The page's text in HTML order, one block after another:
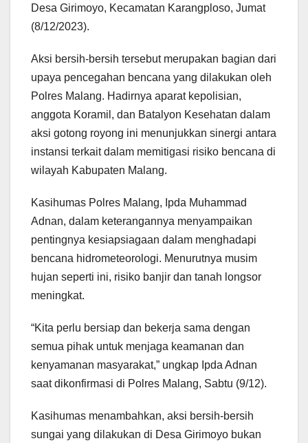
Desa Girimoyo, Kecamatan Karangploso, Jumat
(8/12/2023).
Aksi bersih-bersih tersebut merupakan bagian dari
upaya pencegahan bencana yang dilakukan oleh
Polres Malang. Hadirnya aparat kepolisian,
anggota Koramil, dan Batalyon Kesehatan dalam
aksi gotong royong ini menunjukkan sinergi antara
instansi terkait dalam memitigasi risiko bencana di
wilayah Kabupaten Malang.
Kasihumas Polres Malang, Ipda Muhammad
Adnan, dalam keterangannya menyampaikan
pentingnya kesiapsiagaan dalam menghadapi
bencana hidrometeorologi. Menurutnya musim
hujan seperti ini, risiko banjir dan tanah longsor
meningkat.
“Kita perlu bersiap dan bekerja sama dengan
semua pihak untuk menjaga keamanan dan
kenyamanan masyarakat,” ungkap Ipda Adnan
saat dikonfirmasi di Polres Malang, Sabtu (9/12).
Kasihumas menambahkan, aksi bersih-bersih
sungai yang dilakukan di Desa Girimoyo bukan